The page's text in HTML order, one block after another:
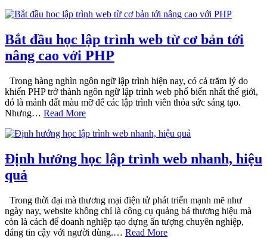
Bắt đầu học lập trình web từ cơ bản tới
nâng cao với PHP
Trong hàng nghìn ngôn ngữ lập trình hiện nay, có cả trăm lý do
khiến PHP trở thành ngôn ngữ lập trình web phổ biến nhất thế giới,
đó là mảnh đất màu mỡ để các lập trình viên thỏa sức sáng tạo.
Nhưng… Read More
Định hướng học lập trình web nhanh, hiệu
quả
Trong thời đại mà thương mại điện tử phát triển mạnh mẽ như
ngày nay, website không chỉ là công cụ quảng bá thương hiệu mà
còn là cách để doanh nghiệp tạo dựng ấn tượng chuyên nghiệp,
đáng tin cậy với người dùng.… Read More